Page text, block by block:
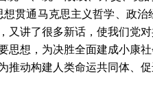
贯通马克思主义哲学、政
又讲了很多新话，使我们党
思想，为决胜全面建成小康
动构建人类命运共同体、